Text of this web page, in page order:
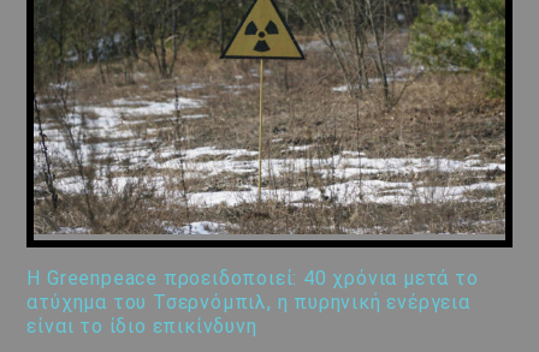
Η Greenpeace προειδοποιεί: 40 χρόνια μετά το
ατύχημα του Τσερνόμπιλ, η πυρηνική ενέργεια
είναι το ίδιο επικίνδυνη